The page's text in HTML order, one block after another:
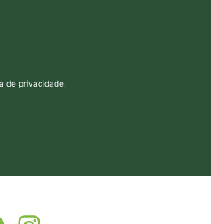
de privacidade